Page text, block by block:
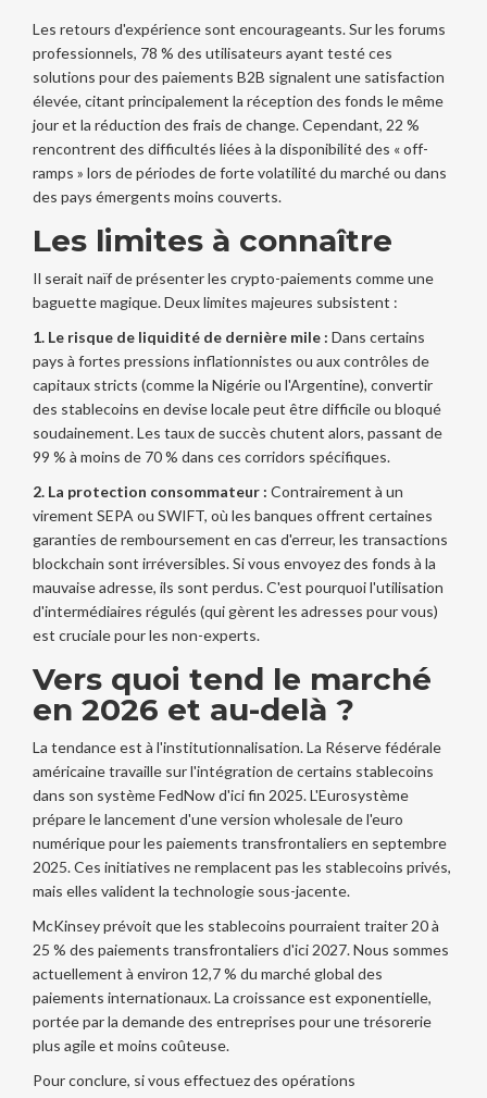
Les retours d'expérience sont encourageants. Sur les forums
professionnels, 78 % des utilisateurs ayant testé ces
solutions pour des paiements B2B signalent une satisfaction
élevée, citant principalement la réception des fonds le même
jour et la réduction des frais de change. Cependant, 22 %
rencontrent des difficultés liées à la disponibilité des « off-
ramps » lors de périodes de forte volatilité du marché ou dans
des pays émergents moins couverts.
Les limites à connaître
Il serait naïf de présenter les crypto-paiements comme une
baguette magique. Deux limites majeures subsistent :
1. Le risque de liquidité de dernière mile : Dans certains
pays à fortes pressions inflationnistes ou aux contrôles de
capitaux stricts (comme la Nigérie ou l'Argentine), convertir
des stablecoins en devise locale peut être difficile ou bloqué
soudainement. Les taux de succès chutent alors, passant de
99 % à moins de 70 % dans ces corridors spécifiques.
2. La protection consommateur : Contrairement à un
virement SEPA ou SWIFT, où les banques offrent certaines
garanties de remboursement en cas d'erreur, les transactions
blockchain sont irréversibles. Si vous envoyez des fonds à la
mauvaise adresse, ils sont perdus. C'est pourquoi l'utilisation
d'intermédiaires régulés (qui gèrent les adresses pour vous)
est cruciale pour les non-experts.
Vers quoi tend le marché
en 2026 et au-delà ?
La tendance est à l'institutionnalisation. La Réserve fédérale
américaine travaille sur l'intégration de certains stablecoins
dans son système FedNow d'ici fin 2025. L'Eurosystème
prépare le lancement d'une version wholesale de l'euro
numérique pour les paiements transfrontaliers en septembre
2025. Ces initiatives ne remplacent pas les stablecoins privés,
mais elles valident la technologie sous-jacente.
McKinsey prévoit que les stablecoins pourraient traiter 20 à
25 % des paiements transfrontaliers d'ici 2027. Nous sommes
actuellement à environ 12,7 % du marché global des
paiements internationaux. La croissance est exponentielle,
portée par la demande des entreprises pour une trésorerie
plus agile et moins coûteuse.
Pour conclure, si vous effectuez des opérations